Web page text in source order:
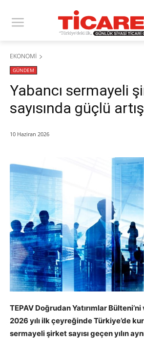
EKONOMİ
GÜNDEM
​Yabancı sermayeli
sayısında güçlü artış
10 Haziran 2026
TEPAV Doğrudan Yatırımlar
2026 yılı ilk çeyreğinde Türkiye’de
sermayeli şirket sayısı geçen yılın